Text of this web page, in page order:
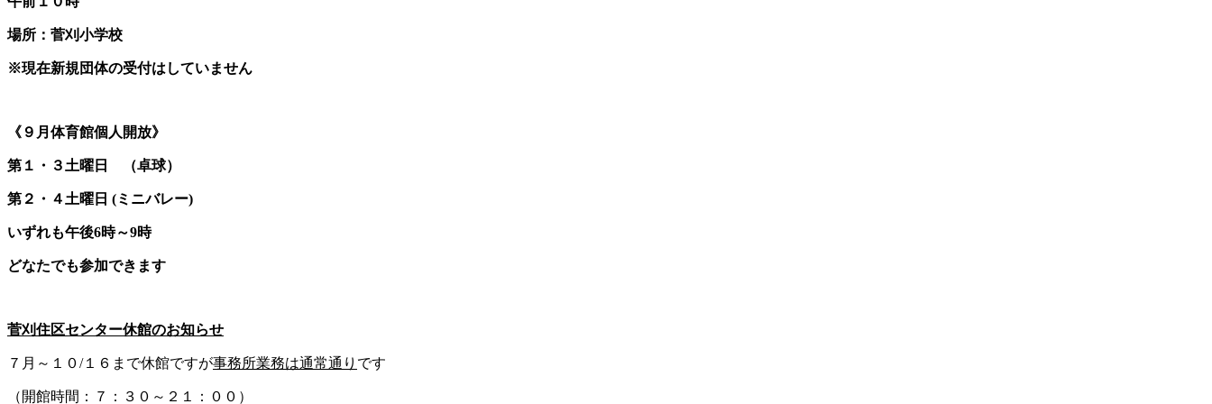
場所：菅刈小学校
※現在新規団体の受付はしていません
《９月体育館個人開放》
第１・３土曜日 （卓球）
第２・４土曜日 (ミニバレー)
いずれも午後6時～9時
どなたでも参加できます
菅刈住区センター休館のお知らせ
７月～１０/１６まで休館ですが事務所業務は通常通り です
（開館時間：７：３０～２１：００）